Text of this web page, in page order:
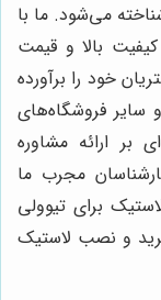
می‌شود. ما با
بالا و قیمت
خود را برآورده
سایر فروشگاه‌های
بر ارائه مشاوره
مجرب ما
برای تیوولی
و نصب لاستیک